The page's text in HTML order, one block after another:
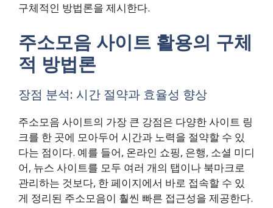
구체적인 방법론을 제시한다.
주소모음 사이트 활용의 구체
적 방법론
장점 분석: 시간 절약과 효율성 향상
주소모음 사이트의 가장 큰 강점은 다양한 사이트 링
크를 한 곳에 모아두어 시간과 노력을 절약할 수 있
다는 점이다. 예를 들어, 온라인 쇼핑, 은행, 소셜 미디
어, 뉴스 사이트를 모두 여러 개의 탭이나 북마크로
관리하는 것보다, 한 페이지에서 바로 접속할 수 있
게 정리된 주소모음이 훨씬 빠른 접근성을 제공한다.